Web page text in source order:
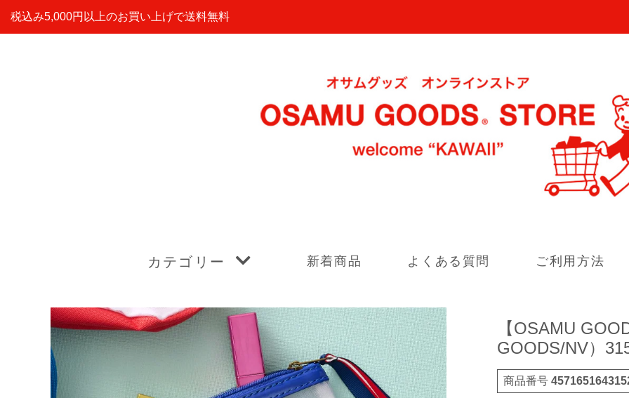
税込み5,000円以上のお買い上げで送料無料
カテゴリー 新着商品 よくある質問 ご利用方法
【OSAMU
GOODS/NV）
商品番号